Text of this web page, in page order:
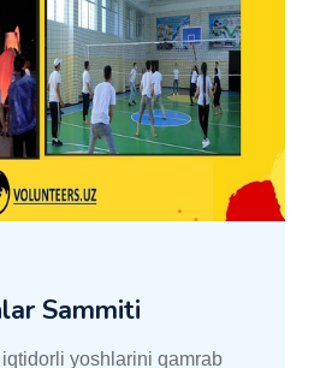
Sammiti
yoshlarini qamrab